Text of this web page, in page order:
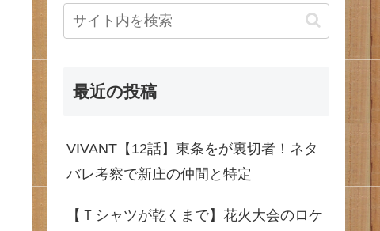
最近の投稿
VIVANT【12話】東条をが裏切者！ネタ
バレ考察で新庄の仲間と特定
【Ｔシャツが乾くまで】花火大会のロケ